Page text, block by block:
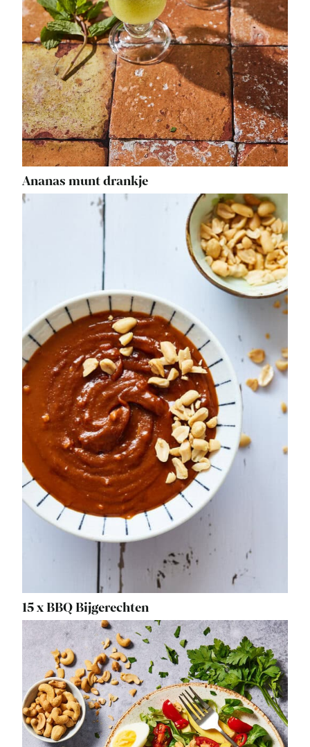
Ananas munt drankje
15 x BBQ Bijgerechten